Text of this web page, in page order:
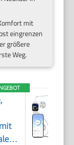
mit
eingrenzen
größere
Weg.